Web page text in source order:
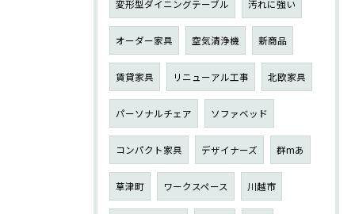
変形型ダイニングテーブル 汚れに強い
オーダー家具 空気清浄機 新商品
賃貸家具 リニューアル工事 北欧家具
パーソナルチェア ソファベッド
コンパクト家具 デザイナーズ 群mあ
草津町 ワークスペース 川越市